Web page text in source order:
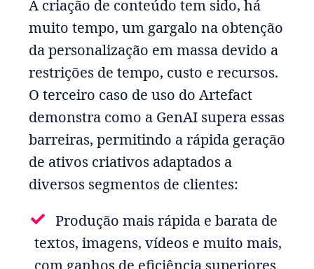
A criação de conteúdo tem sido, há
muito tempo, um gargalo na obtenção
da personalização em massa devido a
restrições de tempo, custo e recursos.
O terceiro caso de uso do Artefact
demonstra como a GenAI supera essas
barreiras, permitindo a rápida geração
de ativos criativos adaptados a
diversos segmentos de clientes:
Produção mais rápida e barata de
textos, imagens, vídeos e muito mais,